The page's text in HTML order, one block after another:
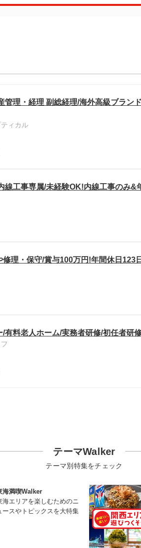
管理・経理 副総経理/海外高級ブラン
ィカル
線工事専属/未経験OK!内線工事のみ&
修理・保守/賞与100万円!年間休日123
有料老人ホーム/実務者研修/初任者研
テーマWalker
テーマ別特集をチェック
海満喫Walker
海エリアを楽しむためのニ
ースやトピックスを大特集